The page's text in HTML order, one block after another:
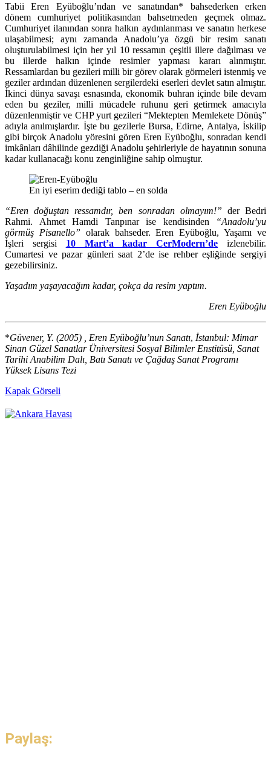
Tabii Eren Eyüboğlu’ndan ve sanatından* bahsederken erken
dönem cumhuriyet politikasından bahsetmeden geçmek olmaz.
Cumhuriyet ilanından sonra halkın aydınlanması ve sanatın herkese
ulaşabilmesi; aynı zamanda Anadolu’ya özgü bir resim sanatı
oluşturulabilmesi için her yıl 10 ressamın çeşitli illere dağılması ve
bu illerde halkın içinde resimler yapması kararı alınmıştır.
Ressamlardan bu gezileri milli bir görev olarak görmeleri istenmiş ve
geziler ardından düzenlenen sergilerdeki eserleri devlet satın almıştır.
İkinci dünya savaşı esnasında, ekonomik buhran içinde bile devam
eden bu geziler, milli mücadele ruhunu geri getirmek amacıyla
düzenlenmiştir ve CHP yurt gezileri “Mektepten Memlekete Dönüş”
adıyla anılmışlardır. İşte bu gezilerle Bursa, Edirne, Antalya, İskilip
gibi birçok Anadolu yöresini gören Eren Eyüboğlu, sonradan kendi
imkânları dâhilinde gezdiği Anadolu şehirleriyle de hayatının sonuna
kadar kullanacağı konu zenginliğine sahip olmuştur.
En iyi eserim dediği tablo – en solda
“Eren doğuştan ressamdır, ben sonradan olmayım!” der Bedri
Rahmi. Ahmet Hamdi Tanpınar ise kendisinden
“Anadolu’yu
görmüş Pisanello” olarak bahseder. Eren Eyüboğlu, Yaşamı ve
İşleri sergisi 10 Mart’a kadar CerModern’de izlenebilir.
Cumartesi ve pazar günleri saat 2’de ise rehber eşliğinde sergiyi
gezebilirsiniz.
Yaşadım yaşayacağım kadar, çokça da resim yaptım.
Eren Eyüboğlu
*Güvener, Y. (2005) , Eren Eyüboğlu’nun Sanatı, İstanbul: Mimar
Sinan Güzel Sanatlar Üniversitesi Sosyal Bilimler Enstitüsü, Sanat
Tarihi Anabilim Dalı, Batı Sanatı ve Çağdaş Sanat Programı
Yüksek Lisans Tezi
Kapak Görseli
Paylaş: